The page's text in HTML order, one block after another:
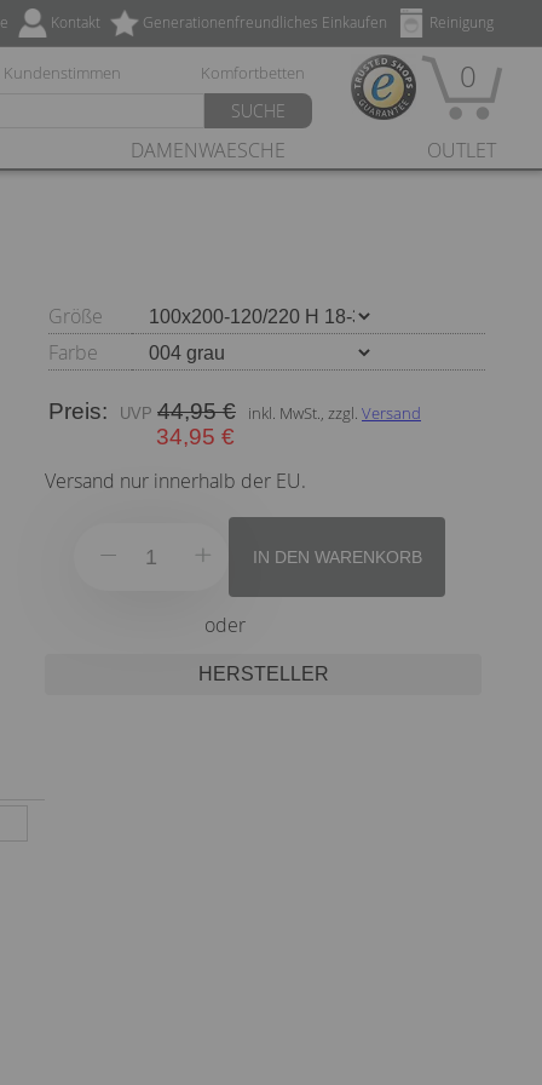
Reinigung
Generationenfreundliches Einkaufen
Kontakt
Kundenstimmen Komfortbetten
SUCHE
0
DAMENWAESCHE OUTLET
Größe
Farbe
Preis:
44,95 €
34,95 €
inkl. MwSt., zzgl. Versand
Versand nur innerhalb der EU.
IN DEN WARENKORB
oder
HERSTELLER